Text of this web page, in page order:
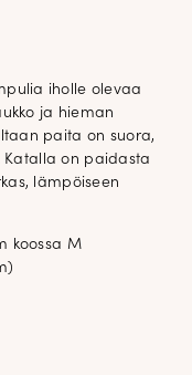
iholle olevaa
ja hieman
paita on suora,
Katalla on paidasta
lämpöiseen
koossa M